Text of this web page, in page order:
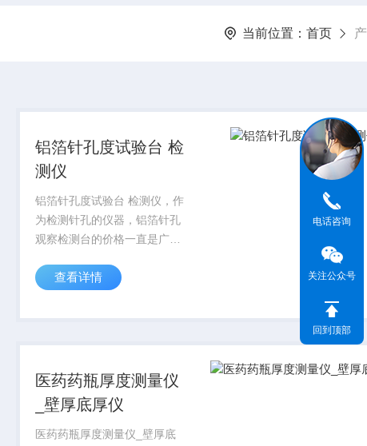
当前位置： 首页
铝箔针孔度试验台 检
测仪
铝箔针孔度试验台 检测仪，作
为检测针孔的仪器，铝箔针孔
观察检测台的价格一直是广大
的。对于用户来说，如果能在
价格又处于比较合理的范围，
查看详情
医药药瓶厚度测量仪
_壁厚底厚仪
医药药瓶厚度测量仪_壁厚底
电话咨询
关注公众号
回到顶部